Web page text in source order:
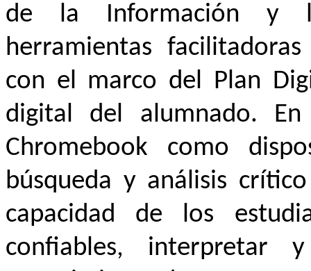
de la Información y
herramientas
con el marco del Plan
digital del alumnado.
Chromebook como
búsqueda y análisis
capacidad de los
confiables, interpretar